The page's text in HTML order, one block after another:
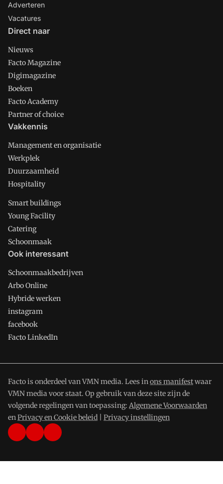
Adverteren
Vacatures
Direct naar
Nieuws
Facto Magazine
Digimagazine
Boeken
Facto Academy
Partner of choice
Vakkennis
Management en organisatie
Werkplek
Duurzaamheid
Hospitality
Smart buildings
Young Facility
Catering
Schoonmaak
Ook interessant
Schoonmaakbedrijven
Arbo Online
Hybride werken
instagram
facebook
Facto LinkedIn
Facto is onderdeel van VMN media. Lees inons manifestwaar
VMN media voor staat. Op gebruik van deze site zijn de
volgende regelingen van toepassing: Algemene Voorwaarden
enPrivacy en Cookie beleid Privacy instellingen